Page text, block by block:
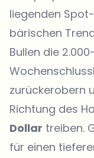
liegenden
bärischen
Bullen die
zurückerobern
Richtung des
Dollar treiben.
für einen